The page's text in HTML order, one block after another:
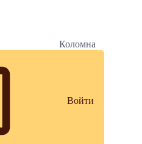
Коломна
Войти